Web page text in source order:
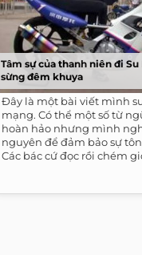
Tâm sự của thanh niên đi Su
sừng đêm khuya
Đây là một bài viết mình
mạng. Có thể một số từ
hoàn hảo nhưng mình
nguyên để đảm bảo sự
Các bác cứ đọc rồi chém